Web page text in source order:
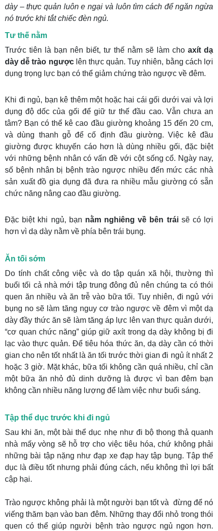
dày – thực quản luôn e ngại và luôn tìm cách để ngăn ngừa
nó trước khi tắt chiếc đèn ngủ.
Tư thế nằm
Trước tiên là bạn nên biết, tư thế nằm sẽ làm cho axít dạ
dày dễ trào ngượclên thực quản. Tuy nhiên, bằng cách lợi
dụng trọng lực bạn có thể giảm chứng trào ngược về đêm.
Khi đi ngủ, bạn kê thêm một hoặc hai cái gối dưới vai và lợi
dụng độ dốc của gối để giữ tư thế đầu cao. Vẫn chưa an
tâm? Bạn có thể kê cao đầu giường khoảng 15 đến 20 cm,
và dùng thanh gỗ để cố định đầu giường. Việc kê đầu
giường được khuyến cáo hơn là dùng nhiều gối, đặc biệt
với những bệnh nhân có vấn đề với cột sống cổ. Ngày nay,
số bệnh nhân bị bệnh trào ngược nhiều đến mức các nhà
sản xuất đồ gia dụng đã đưa ra nhiều mẫu giường có sẵn
chức năng nâng cao đầu giường.
Đặc biệt khi ngủ, bạn nằm nghiêng về bên trái sẽ có lợi
hơn vì dạ dày nằm về phía bên trái bụng.
Ăn tối sớm
Do tính chất công việc và do tập quán xã hội, thường thì
buổi tối cả nhà mới tập trung đông đủ nên chúng ta có thói
quen ăn nhiều và ăn trễ vào bữa tối. Tuy nhiên, đi ngủ với
bụng no sẽ làm tăng nguy cơ trào ngược về đêm vì một dạ
dày đầy thức ăn sẽ làm tăng áp lực lên van thực quản dưới,
“cơ quan chức năng” giúp giữ axít trong dạ dày không bị đi
lạc vào thực quản. Để tiêu hóa thức ăn, dạ dày cần có thời
gian cho nên tốt nhất là ăn tối trước thời gian đi ngủ ít nhất 2
hoặc 3 giờ. Mặt khác, bữa tối không cần quá nhiều, chỉ cần
một bữa ăn nhỏ đủ dinh dưỡng là được vì ban đêm bạn
không cần nhiều năng lượng để làm việc như buổi sáng.
Tập thể dục trước khi đi ngủ
Sau khi ăn, một bài thể dục nhẹ như đi bộ thong thả quanh
nhà mấy vòng sẽ hỗ trợ cho việc tiêu hóa, chứ không phải
những bài tập nặng như đạp xe đạp hay tập bụng. Tập thể
dục là điều tốt nhưng phải đúng cách, nếu không thì lợi bất
cập hại.
Trào ngược không phải là một người bạn tốt và đừng để nó
viếng thăm bạn vào ban đêm. Những thay đổi nhỏ trong thói
quen có thể giúp người bệnh trào ngược ngủ ngon hơn.